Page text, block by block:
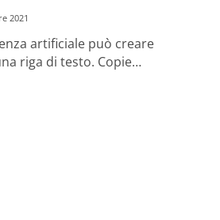
2021
artificiale può creare
riga di testo. Copie…